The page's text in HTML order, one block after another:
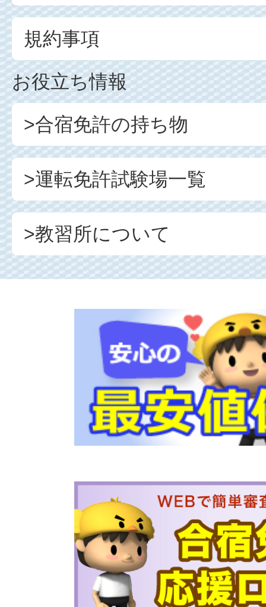
規約事項
お役立ち情報
>合宿免許の持ち物
>運転免許試験場一覧
>教習所について